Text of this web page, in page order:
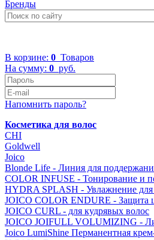
Бренды
В корзине: 0 Товаров
На сумму: 0 руб.
Напомнить пароль?
Косметика для волос
CHI
Goldwell
Joico
Blonde Life - Линия для
COLOR INFUSE - Тонирование и
HYDRA SPLASH - Увлажнение для
JOICO COLOR ENDURE - Защита
JOICO CURL - для кудрявых волоc
JOICO JOIFULL VOLUMIZING -
Joico LumiShine Перманентная